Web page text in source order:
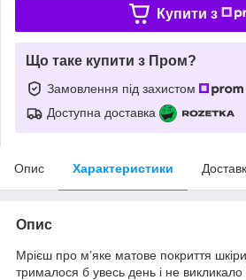
Купити з
Що таке купити з Пром?
Замовлення під захистом
Доступна доставка
Опис Характеристики
Опис
Мрієш про м’яке матове покриття
трималося б увесь день і не викликало